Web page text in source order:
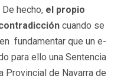
hecho, el propio
cuando se
fundamentar que un e-
para ello una Sentencia
Provincial de Navarra de